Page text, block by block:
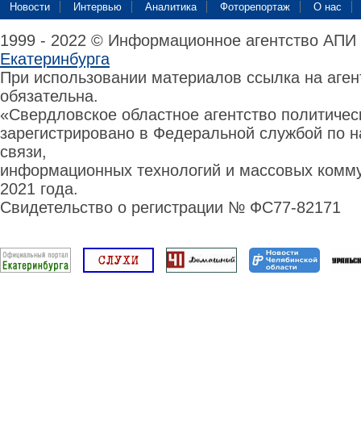
Новости Интервью Аналитика Фоторепортаж О нас
1999 - 2022 © Информационное агентство
Екатеринбурга
При использовании материалов ссылка на
обязательна.
«Свердловское областное агентство
зарегистрировано в Федеральной службой по
связи,
информационных технологий и массовых
2021 года.
Свидетельство о регистрации № ФС77-82171